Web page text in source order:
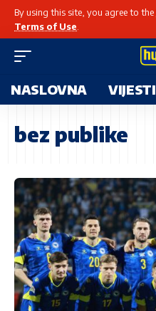
By using this site, you agree to the
Terms of Use
NASLOVNA VIJESTI
bez publike